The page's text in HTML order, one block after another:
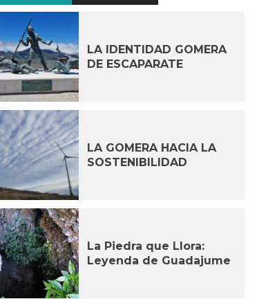
LA IDENTIDAD GOMERA
DE ESCAPARATE
LA GOMERA HACIA LA
SOSTENIBILIDAD
La Piedra que Llora:
Leyenda de Guadajume